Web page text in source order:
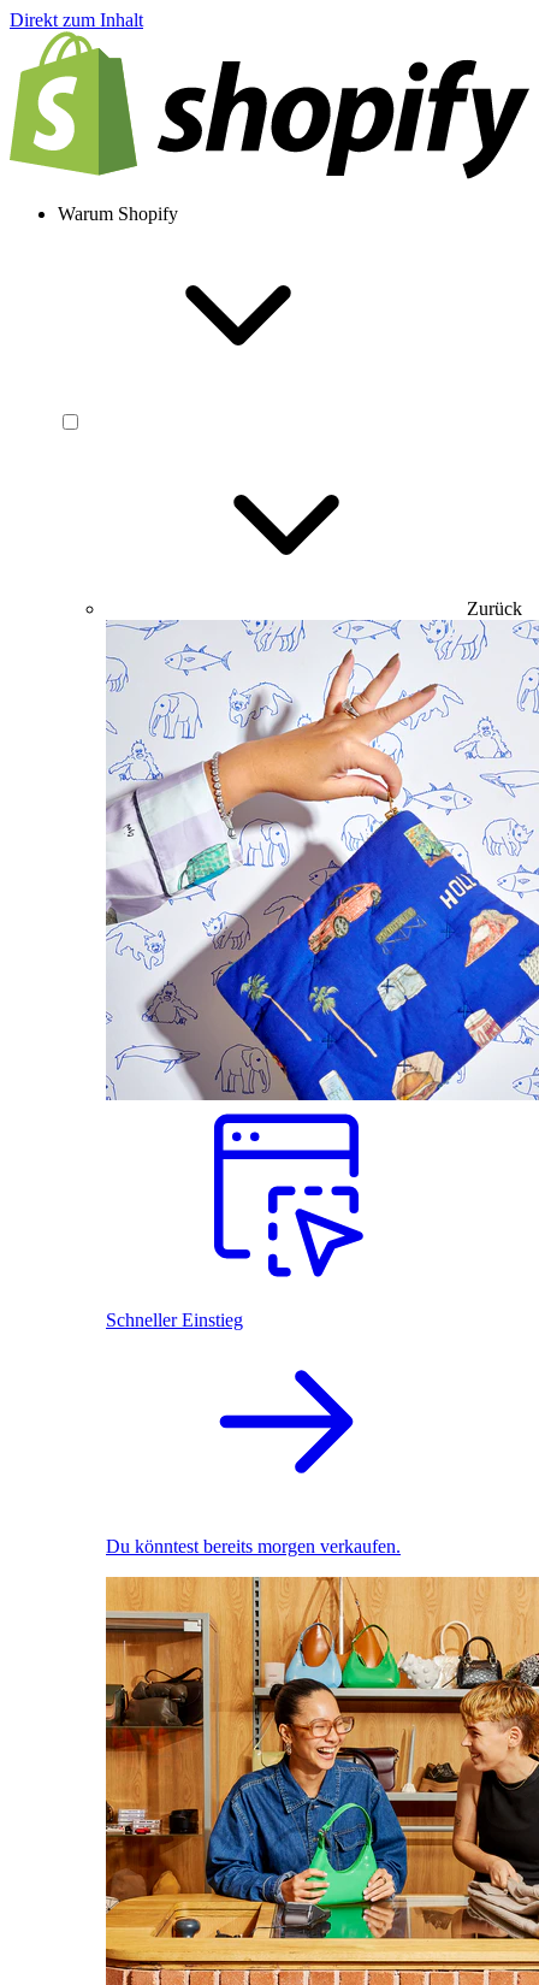
Direkt zum Inhalt
Warum Shopify
Zurück
Schneller Einstieg
Du könntest bereits morgen verkaufen.